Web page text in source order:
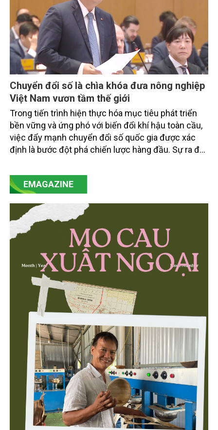
Chuyển đổi số là chìa khóa đưa nông nghiệp
Việt Nam vươn tầm thế giới
Trong tiến trình hiện thực hóa mục tiêu phát triển
bền vững và ứng phó với biến đổi khí hậu toàn cầu,
việc đẩy mạnh chuyển đổi số quốc gia được xác
định là bước đột phá chiến lược hàng đầu. Sự ra đời
mạnh mẽ, thúc đẩy quá trình cải cách toàn diện,
minh bạch hóa chuỗi cung ứng và nâng cao hiệu
then chốt là nông nghiệp và môi trường.
EMAGAZINE